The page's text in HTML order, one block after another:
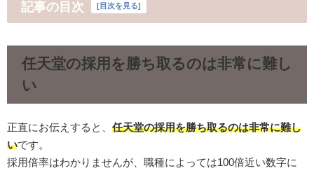
記事の目次 [目次を見る]
任天堂の採用を勝ち取るのは非常に難し
い
正直にお伝えすると、 任天堂の採用を勝ち取るのは非常に難し
いです。
採用倍率はわかりませんが、職種によっては100倍近い数字に